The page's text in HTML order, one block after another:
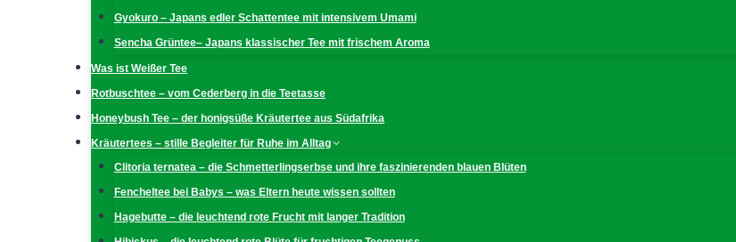
Gyokuro – Japans edler Schattentee mit intensivem Umami
Sencha Grüntee– Japans klassischer Tee mit frischem Aroma
Was ist Weißer Tee
Rotbuschtee – vom Cederberg in die Teetasse
Honeybush Tee – der honigsüße Kräutertee aus Südafrika
Kräutertees – stille Begleiter für Ruhe im Alltag
Clitoria ternatea – die Schmetterlingserbse und ihre faszinierenden blauen Blüten
Fencheltee bei Babys – was Eltern heute wissen sollten
Hagebutte – die leuchtend rote Frucht mit langer Tradition